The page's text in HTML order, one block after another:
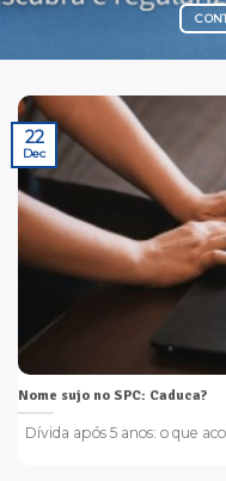
Nome sujo no SPC: Caduca?
Dívida após 5 anos: o que
22
Dec